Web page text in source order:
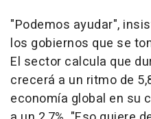
"Podemos ayudar",
los gobiernos que se
El sector calcula que
crecerá a un ritmo de
economía global en su